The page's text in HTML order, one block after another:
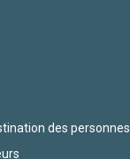
des personnes